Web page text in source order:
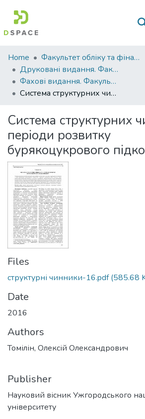
Communities
&
Collections
Statistics
Home
Факультет обліку та фінансів
Друковані видання. Факультет обліку та фінансів
Фахові видання. Факультет обліку та фінансів
Система структурних чинників та періоди розвитку бурякоцукрового підкомплексу
Система структурних
періоди розвитку
бурякоцукрового
Files
структурні чинники-16.pdf(585.68
Date
2016
Authors
Томілін, Олексій Олександрович
Publisher
Науковий вісник Ужгородського
університету